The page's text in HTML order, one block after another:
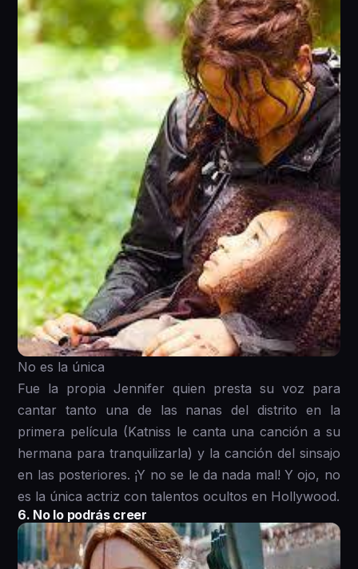
No es la única
Fue la propia Jennifer quien presta su voz para
cantar tanto una de las nanas del distrito en la
primera película (Katniss le canta una canción a su
hermana para tranquilizarla) y la canción del sinsajo
en las posteriores. ¡Y no se le da nada mal! Y ojo, no
es la única actriz con talentos ocultos en Hollywood.
6. No lo podrás creer